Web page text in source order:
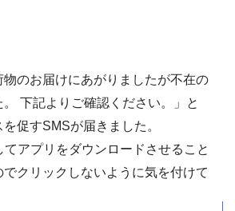
物のお届けにあがりましたが不在の
下記よりご確認ください。」と
促すSMSが届きました。
アプリをダウンロードさせること
クリックしないように気を付けて